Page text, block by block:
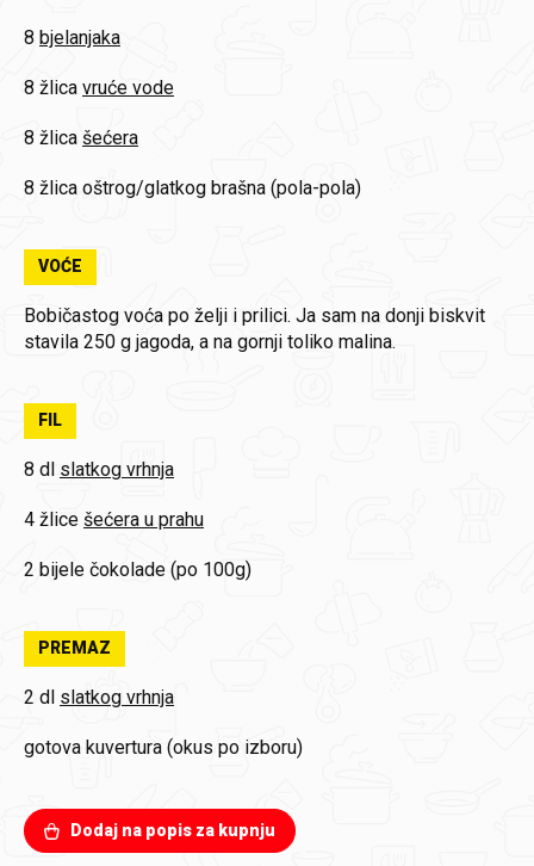
8 bjelanjaka
8 žlica vruće vode
8 žlica šećera
8 žlica oštrog/glatkog brašna (pola-pola)
VOĆE
Bobičastog voća po želji i prilici. Ja sam na donji biskvit
stavila 250 g jagoda, a na gornji toliko malina.
FIL
8 dl slatkog vrhnja
4 žlice šećera u prahu
2 bijele čokolade (po 100g)
PREMAZ
2 dl slatkog vrhnja
gotova kuvertura (okus po izboru)
Dodaj na popis za kupnju